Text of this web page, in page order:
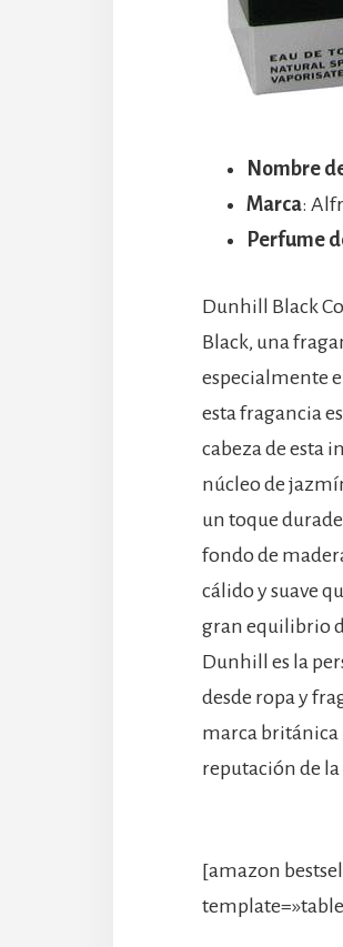
Nombre
Marca:
Perfume
Dunhill Black
Black, una
especialmente
esta fragancia
cabeza de esta
núcleo de
un toque
fondo de
cálido y suave
gran equilibrio
Dunhill es la
desde ropa y
marca británica
reputación de
[amazon